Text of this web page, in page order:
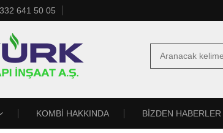
641 50 05
KOMBİ HAKKINDA BİZDEN HABERLER